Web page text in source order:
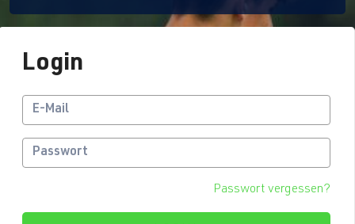
Login
Passwort vergessen?